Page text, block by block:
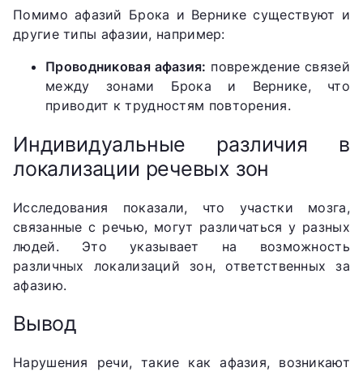
Помимо афазий Брока и Вернике существуют и
другие типы афазии, например:
Проводниковая афазия: повреждение связей
между зонами Брока и Вернике, что
приводит к трудностям повторения.
Индивидуальные различия в
локализации речевых зон
Исследования показали, что участки мозга,
связанные с речью, могут различаться у разных
людей. Это указывает на возможность
различных локализаций зон, ответственных за
афазию.
Вывод
Нарушения речи, такие как афазия, возникают